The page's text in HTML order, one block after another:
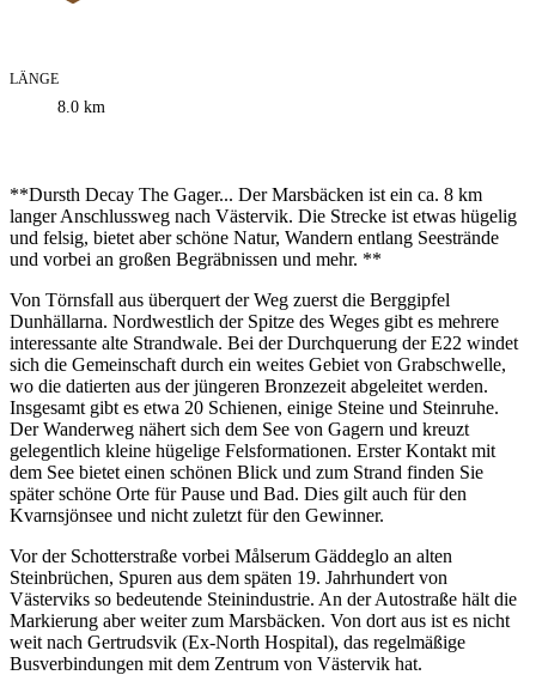
Informationen
zum
LÄNGE
8.0 km
**Dursth Decay The Gager... Der Marsbäcken ist ein ca. 8 km
langer Anschlussweg nach Västervik. Die Strecke ist etwas hügelig
und felsig, bietet aber schöne Natur, Wandern entlang Seestrände
und vorbei an großen Begräbnissen und mehr. **
Von Törnsfall aus überquert der Weg zuerst die Berggipfel
Dunhällarna. Nordwestlich der Spitze des Weges gibt es mehrere
interessante alte Strandwale. Bei der Durchquerung der E22 windet
sich die Gemeinschaft durch ein weites Gebiet von Grabschwelle,
wo die datierten aus der jüngeren Bronzezeit abgeleitet werden.
Insgesamt gibt es etwa 20 Schienen, einige Steine und Steinruhe.
Der Wanderweg nähert sich dem See von Gagern und kreuzt
gelegentlich kleine hügelige Felsformationen. Erster Kontakt mit
dem See bietet einen schönen Blick und zum Strand finden Sie
später schöne Orte für Pause und Bad. Dies gilt auch für den
Kvarnsjönsee und nicht zuletzt für den Gewinner.
Vor der Schotterstraße vorbei Målserum Gäddeglo an alten
Steinbrüchen, Spuren aus dem späten 19. Jahrhundert von
Västerviks so bedeutende Steinindustrie. An der Autostraße hält die
Markierung aber weiter zum Marsbäcken. Von dort aus ist es nicht
weit nach Gertrudsvik (Ex-North Hospital), das regelmäßige
Busverbindungen mit dem Zentrum von Västervik hat.